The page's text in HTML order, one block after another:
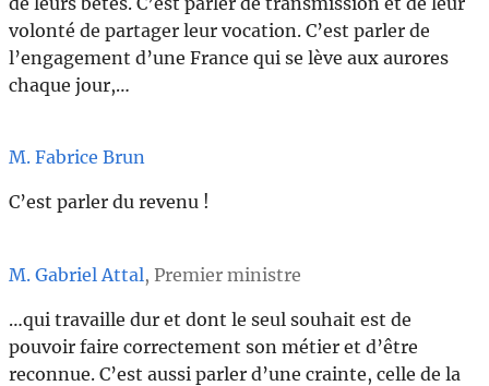
volonté de partager leur vocation. C’est parler de
l’engagement d’une France qui se lève aux aurores
chaque jour,…
M. Fabrice Brun
C’est parler du revenu !
M. Gabriel Attal, Premier ministre
…qui travaille dur et dont le seul souhait est de
pouvoir faire correctement son métier et d’être
reconnue. C’est aussi parler d’une crainte, celle de la